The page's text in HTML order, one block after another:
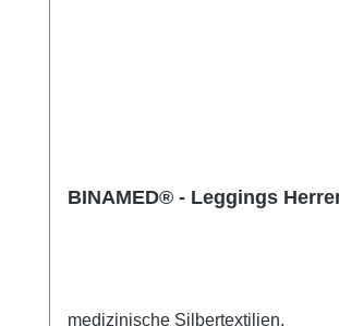
BINAMED® - Leggings
medizinische Silbertextilien,